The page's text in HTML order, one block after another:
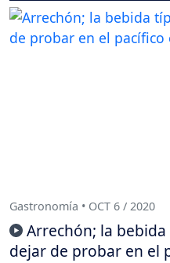
Gastronomía • OCT 6 / 2020
Arrechón; la
dejar de probar en el